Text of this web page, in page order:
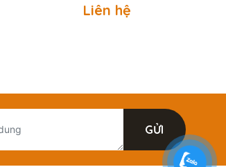
Liên hệ